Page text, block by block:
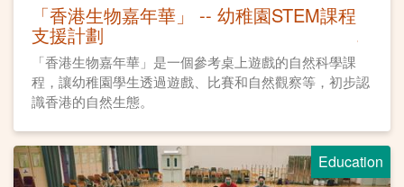
「香港生物嘉年華」 -- 幼稚園STEM課程
支援計劃
「香港生物嘉年華」是一個參考桌上遊戲的自然科學課
程，讓幼稚園學生透過遊戲、比賽和自然觀察等，初步認
識香港的自然生態。
Education